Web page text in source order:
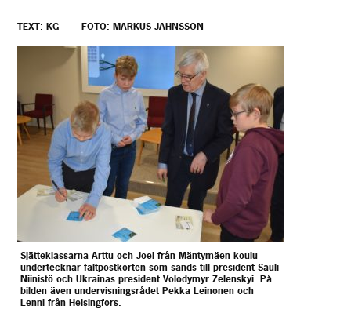
TEXT: KG FOTO: MARKUS JAHNSSON
Sjätteklassarna Arttu och Joel från Mäntymäen koulu
undertecknar fältpostkorten som sänds till president Sauli
Niinistö och Ukrainas president Volodymyr Zelenskyi. På
bilden även undervisningsrådet Pekka Leinonen och
Lenni från Helsingfors.